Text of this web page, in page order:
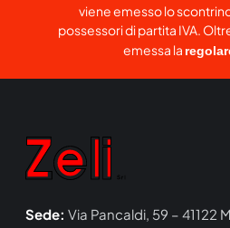
viene emesso lo
possessori di partita IVA.
emessa la
Sede: Via Pancaldi, 59 – 41122